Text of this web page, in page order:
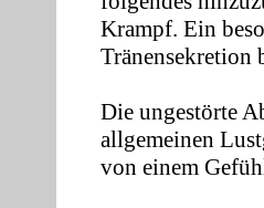
Krampf. Ein
Tränensekretion
Die ungestörte
allgemeinen
von einem